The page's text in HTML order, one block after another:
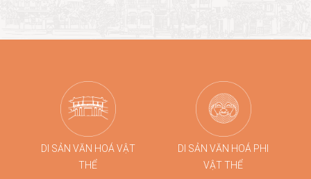
chọn đồng hành cùng các chương trình kích cầu du
DI SẢN VĂN HOÁ VẬT
THỂ
DI SẢN VĂN HOÁ PHI
VẬT THỂ